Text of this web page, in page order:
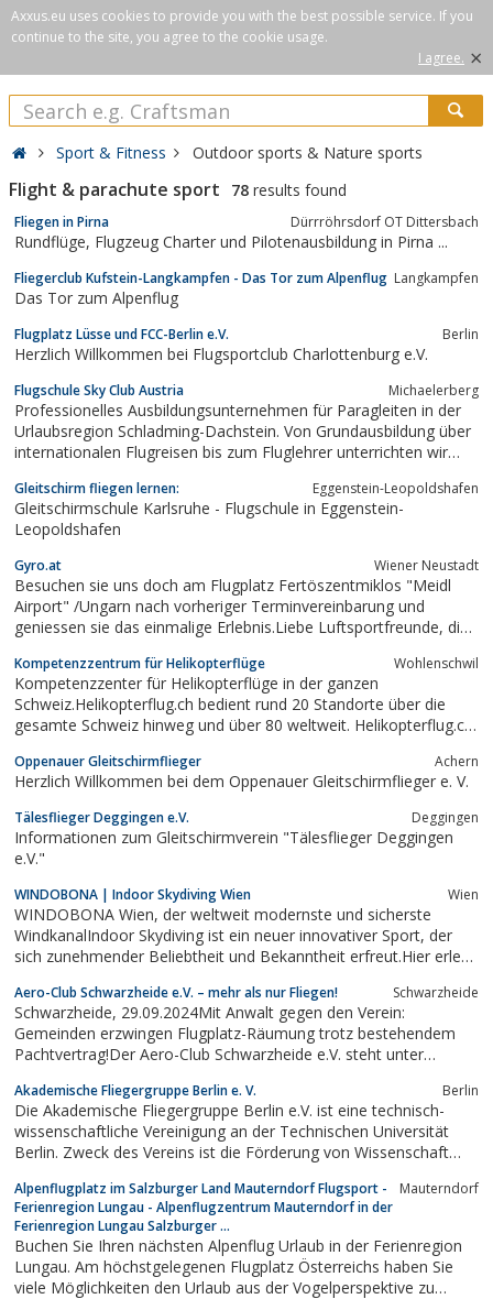
Axxus.eu uses cookies to provide you with the best possible service. If you
continue to the site, you agree to the cookie usage.
I agree. ×
Sport & Fitness Outdoor sports & Nature sports
Flight & parachute sport 78 results found
Fliegen in Pirna Dürrröhrsdorf OT Dittersbach
Rundflüge, Flugzeug Charter und Pilotenausbildung in Pirna ...
Fliegerclub Kufstein-Langkampfen - Das Tor zum Alpenflug Langkampfen
Das Tor zum Alpenflug
Flugplatz Lüsse und FCC-Berlin e.V. Berlin
Herzlich Willkommen bei Flugsportclub Charlottenburg e.V.
Flugschule Sky Club Austria Michaelerberg
Professionelles Ausbildungsunternehmen für Paragleiten in der
Urlaubsregion Schladming-Dachstein. Von Grundausbildung über
internationalen Flugreisen bis zum Fluglehrer unterrichten wir
Gleitschirm fliegen lernen: Eggenstein-Leopoldshafen
Gleitschirmschule Karlsruhe - Flugschule in Eggenstein-
Leopoldshafen
Gyro.at Wiener Neustadt
Besuchen sie uns doch am Flugplatz Fertöszentmiklos "Meidl
Airport" /Ungarn nach vorheriger Terminvereinbarung und
geniessen sie das einmalige Erlebnis.Liebe Luftsportfreunde, die
Gyrocopter, Autogiro oder Gyroplane ), die auf den Markt
gekommen sind, bringt...
Kompetenzzentrum für Helikopterflüge Wohlenschwil
Kompetenzzenter für Helikopterflüge in der ganzen
Schweiz.Helikopterflug.ch bedient rund 20 Standorte über die
gesamte Schweiz hinweg und über 80 weltweit. Helikopterflug.ch
individuellsten Wünsche der Kunden.
Oppenauer Gleitschirmflieger Achern
Herzlich Willkommen bei dem Oppenauer Gleitschirmflieger e. V.
Tälesflieger Deggingen e.V. Deggingen
Informationen zum Gleitschirmverein "Tälesflieger Deggingen
e.V."
WINDOBONA | Indoor Skydiving Wien Wien
WINDOBONA Wien, der weltweit modernste und sicherste
WindkanalIndoor Skydiving ist ein neuer innovativer Sport, der
sich zunehmender Beliebtheit und Bekanntheit erfreut.Hier erlebt
Windgeschwindigkeiten von bis zu 280 km/h.
Aero-Club Schwarzheide e.V. – mehr als nur Fliegen! Schwarzheide
Schwarzheide, 29.09.2024Mit Anwalt gegen den Verein:
Gemeinden erzwingen Flugplatz-Räumung trotz bestehendem
Pachtvertrag!Der Aero-Club Schwarzheide e.V. steht unter
Pachtvertrags haben die Gemeinden Schwarzheide und Schipkau,
vertreten durch ihre Bürgermeister, einen...
Akademische Fliegergruppe Berlin e. V. Berlin
Die Akademische Fliegergruppe Berlin e.V. ist eine technisch-
wissenschaftliche Vereinigung an der Technischen Universität
Berlin. Zweck des Vereins ist die Förderung von Wissenschaft
Raumfahrt.
Alpenflugplatz im Salzburger Land Mauterndorf Flugsport -
Ferienregion Lungau - Alpenflugzentrum Mauterndorf in der
Ferienregion Lungau Salzburger ...
Mauterndorf
Buchen Sie Ihren nächsten Alpenflug Urlaub in der Ferienregion
Lungau. Am höchstgelegenen Flugplatz Österreichs haben Sie
viele Möglichkeiten den Urlaub aus der Vogelperspektive zu